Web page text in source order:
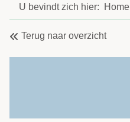
U bevindt zich hier: Home
Terug naar overzicht